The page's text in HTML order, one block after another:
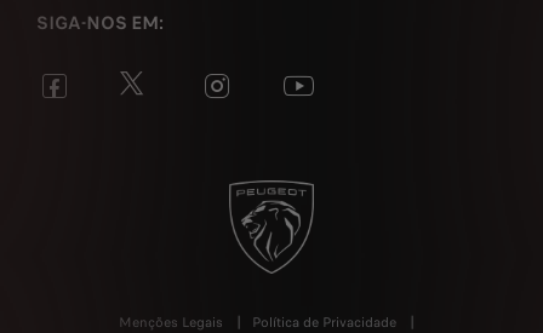
SIGA-NOS EM:
Menções Legais
Política de Privacidade